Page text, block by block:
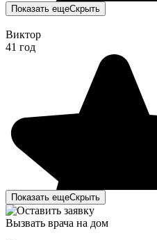
Показать ещеСкрыть
Виктор
41 год
Показать ещеСкрыть
Вызвать врача на дом